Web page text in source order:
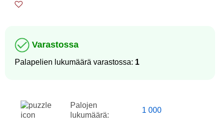
Varastossa
Palapelien lukumäärä varastossa: 1
Palojen
lukumäärä:
1 000